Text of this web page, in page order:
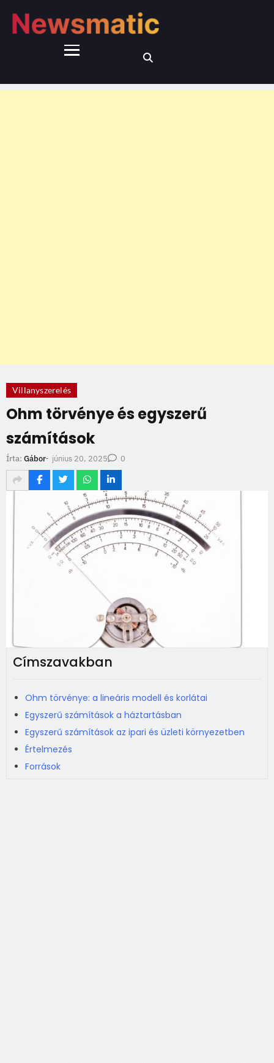
Villanyszerelés
Ohm törvénye és egyszerű
számítások
Írta: Gábor- június 20, 2025 0
Címszavakban
Ohm törvénye: a lineáris modell és korlátai
Egyszerű számítások a háztartásban
Egyszerű számítások az ipari és üzleti környezetben
Értelmezés
Források